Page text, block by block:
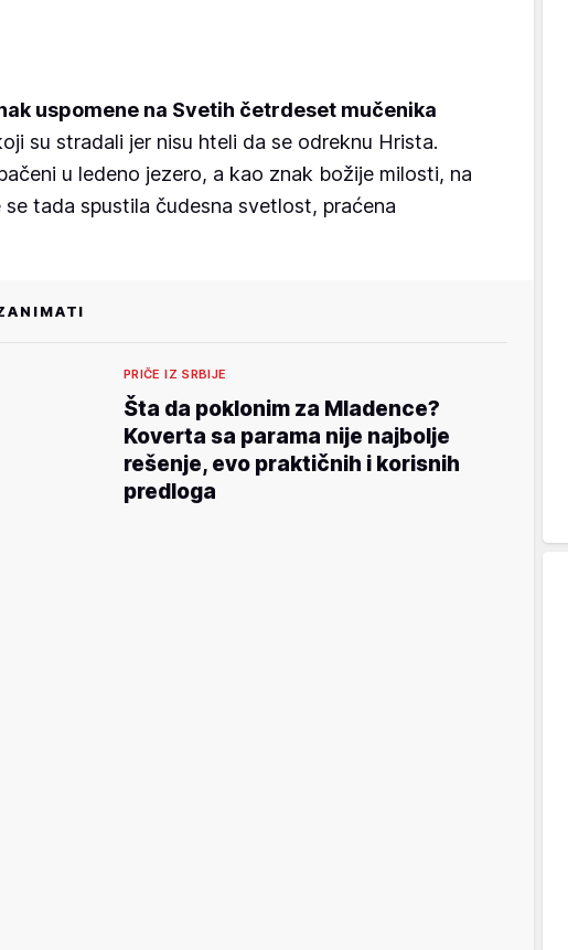
uspomene na Svetih četrdeset mučenika
su stradali jer nisu hteli da se odreknu Hrista.
u ledeno jezero, a kao znak božije milosti, na
se tada spustila čudesna svetlost, praćena
PRIČE IZ SRBIJE
Šta da poklonim za Mladence?
Koverta sa parama nije najbolje
rešenje, evo praktičnih i korisnih
predloga